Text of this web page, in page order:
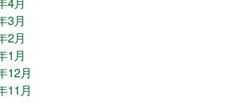
3月
2月
1月
12月
11月